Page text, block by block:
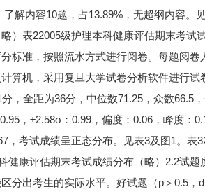
了解内容10题，占13.89%，无超纲内容
）表22005级护理本科健康评估期末考
标准，按照流水方式进行阅卷。每题阅
算机，采用复旦大学试卷分析软件进行
，全距为36分，中位数71.25，众数66.5
，±2.58σ：0.99，偏度：0.06，峰度：
，考试成绩呈正态分布。见表3及图1。
健康评估期末考试成绩分布（略）2.2试
分出考生的实际水平。好试题（p＞0.5